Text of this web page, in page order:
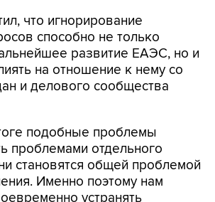
что игнорирование
способно не только
развитие ЕАЭС, но и
на отношение к нему со
и делового сообщества
подобные проблемы
проблемами отдельного
становятся общей проблемой
Именно поэтому нам
устранять